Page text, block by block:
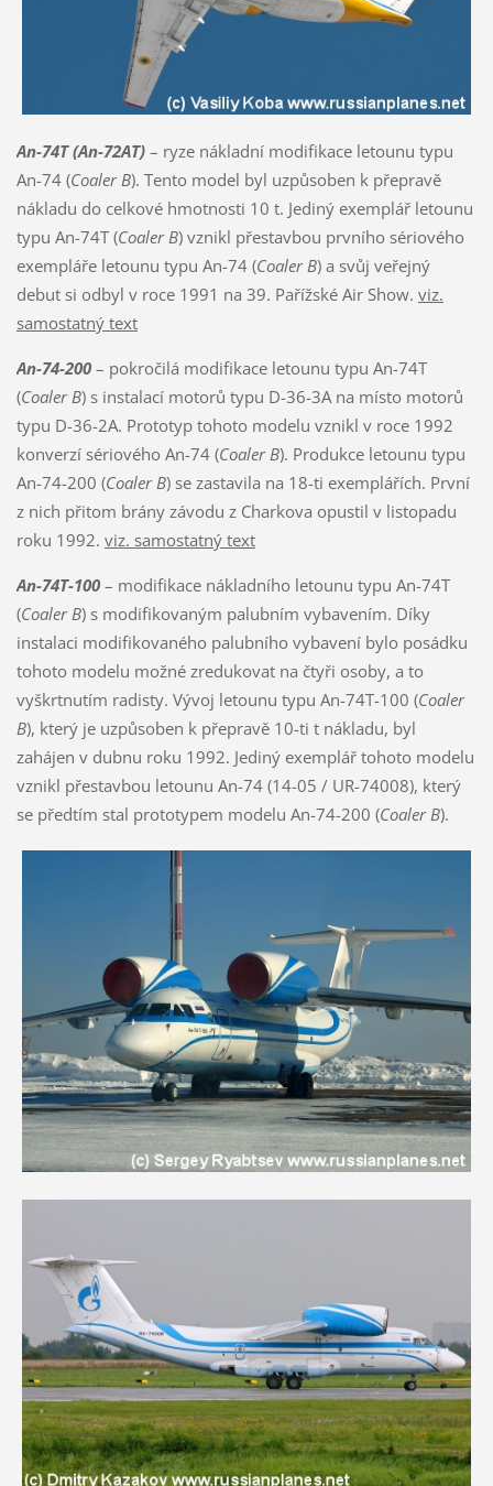
An-74T (An-72AT)– ryze nákladní modifikace letounu typu
An-74 (Coaler B). Tento model byl uzpůsoben k přepravě
nákladu do celkové hmotnosti 10 t. Jediný exemplář letounu
typu An-74T (Coaler B) vznikl přestavbou prvního sériového
exempláře letounu typu An-74 (Coaler B) a svůj veřejný
debut si odbyl v roce 1991 na 39. Pařížské Air Show. viz.
samostatný text
An-74-200– pokročilá modifikace letounu typu An-74T
(Coaler B) s instalací motorů typu D-36-3A na místo motorů
typu D-36-2A. Prototyp tohoto modelu vznikl v roce 1992
konverzí sériového An-74 (Coaler B). Produkce letounu typu
An-74-200 (Coaler B) se zastavila na 18-ti exemplářích. První
z nich přitom brány závodu z Charkova opustil v listopadu
roku 1992. viz. samostatný text
An-74T-100– modifikace nákladního letounu typu An-74T
(Coaler B) s modifikovaným palubním vybavením. Díky
instalaci modifikovaného palubního vybavení bylo posádku
tohoto modelu možné zredukovat na čtyři osoby, a to
vyškrtnutím radisty. Vývoj letounu typu An-74T-100 (Coaler
B), který je uzpůsoben k přepravě 10-ti t nákladu, byl
zahájen v dubnu roku 1992. Jediný exemplář tohoto modelu
vznikl přestavbou letounu An-74 (14-05 / UR-74008), který
se předtím stal prototypem modelu An-74-200 (Coaler B).